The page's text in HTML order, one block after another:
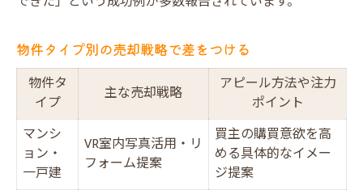
物件タイプ別の売却戦略で差をつける
物件タ
イプ
主な売却戦略
アピール方法や注力
ポイント
マンシ
ョン・
一戸建
VR室内写真活用・リ
フォーム提案
買主の購買意欲を高
める具体的なイメー
ジ提案